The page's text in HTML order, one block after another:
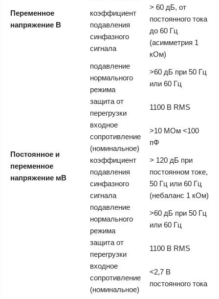
Переменное
напряжение В
коэффициент
подавления
синфазного
сигнала
> 60 дБ, от
постоянного тока
до 60 Гц
(асимметрия 1
кОм)
подавление
нормального
режима
>60 дБ при 50 Гц
или 60 Гц
Постоянное и
переменное
напряжение мВ
защита от
перегрузки
1100 В RMS
входное
сопротивление
(номинальное)
>10 МОм <100
пФ
коэффициент
подавления
синфазного
сигнала
> 120 дБ при
постоянном токе,
50 Гц или 60 Гц
(небаланс 1 кОм)
подавление
нормального
режима
>60 дБ при 50 Гц
или 60 Гц
защита от
перегрузки
1100 В RMS
входное
сопротивление
(номинальное)
<2,7 В
постоянного тока